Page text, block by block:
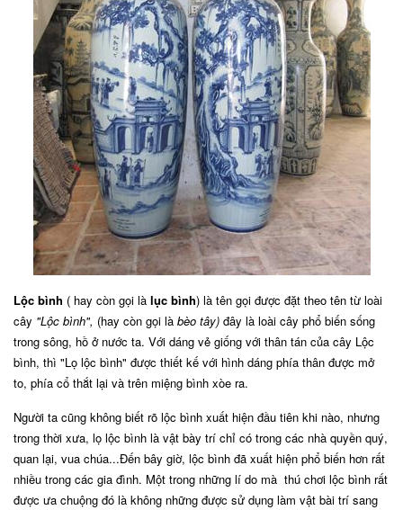
Lộc bình ( hay còn gọi là lục bình) là tên gọi được đặt theo tên từ loài
cây "Lộc bình", (hay còn gọi là bèo tây) đây là loài cây phổ biến sống
trong sông, hồ ở nước ta. Với dáng vẻ giống với thân tán của cây Lộc
bình, thì "Lọ lộc bình" được thiết kế với hình dáng phía thân được mở
to, phía cổ thắt lại và trên miệng bình xòe ra.
Người ta cũng không biết rõ lộc bình xuất hiện đầu tiên khi nào, nhưng
trong thời xưa, lọ lộc bình là vật bày trí chỉ có trong các nhà quyền quý,
quan lại, vua chúa...Đến bây giờ, lộc bình đã xuất hiện phổ biến hơn rất
nhiều trong các gia đình. Một trong những lí do mà thú chơi lộc bình rất
được ưa chuộng đó là không những được sử dụng làm vật bài trí sang